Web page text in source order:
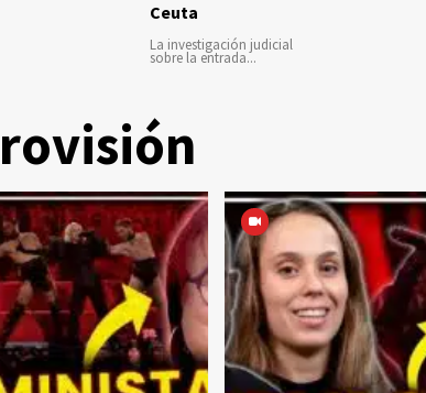
Ceuta
La investigación judicial
sobre la entrada...